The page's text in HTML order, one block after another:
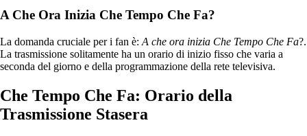
A Che Ora Inizia Che Tempo Che Fa?
La domanda cruciale per i fan è: A che ora inizia Che Tempo Che Fa?.
La trasmissione solitamente ha un orario di inizio fisso che varia a
seconda del giorno e della programmazione della rete televisiva.
Che Tempo Che Fa: Orario della
Trasmissione Stasera